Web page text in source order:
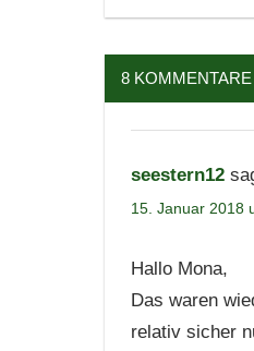
8 KOMMENTARE
seestern12
15. Januar 2018
Hallo Mona,
Das waren
relativ sicher